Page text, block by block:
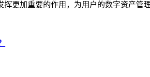
更加重要的作用，为用户的数字资产管